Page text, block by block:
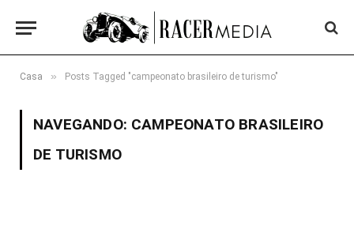
Casa » Posts Tagged "campeonato brasileiro de turismo"
NAVEGANDO: CAMPEONATO BRASILEIRO
DE TURISMO